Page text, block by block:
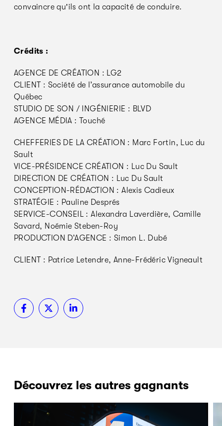
convaincre qu'ils ont la capacité de conduire.
Crédits :
AGENCE DE CRÉATION : LG2
CLIENT : Société de l’assurance automobile du
Québec
STUDIO DE SON / INGÉNIERIE : BLVD
AGENCE MÉDIA : Touché
CHEFFERIES DE LA CRÉATION : Marc Fortin, Luc du
Sault
VICE-PRÉSIDENCE CRÉATION : Luc Du Sault
DIRECTION DE CRÉATION : Luc Du Sault
CONCEPTION-RÉDACTION : Alexis Cadieux
STRATÉGIE : Pauline Després
SERVICE-CONSEIL : Alexandra Laverdière, Camille
Savard, Noémie Steben-Roy
PRODUCTION D’AGENCE : Simon L. Dubé
CLIENT : Patrice Letendre, Anne-Frédéric Vigneault
Découvrez les autres gagnants